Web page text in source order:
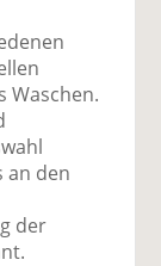
n
il
e
n
er
se
n
n
Waschen.
an den
der